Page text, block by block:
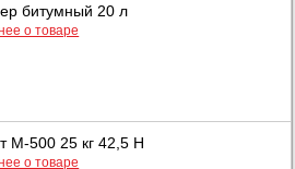
битумный 20 л
о товаре
М-500 25 кг 42,5 Н
о товаре